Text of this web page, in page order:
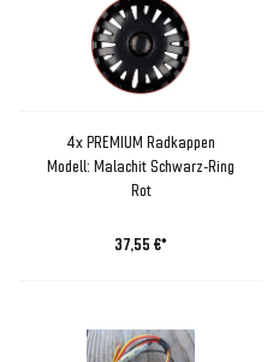
4x PREMIUM Radkappen
Modell: Malachit Schwarz-Ring
Rot
37,55 €*